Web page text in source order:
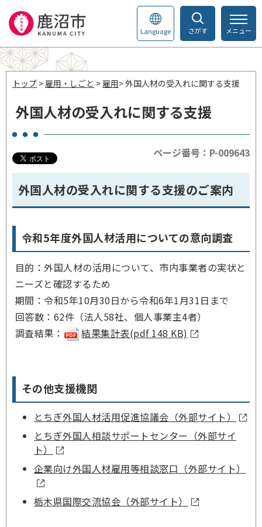
さがす
Language メニュー
トップ > 雇用・しごと > 雇用> 外国人材の受入れに関する支援
外国人材の受入れに関する支援
ページ番号：P-009643
外国人材の受入れに関する支援のご案内
令和5年度外国人材活用についての意向調査
目的：外国人材の活用について、市内事業者の実状と
ニーズと確認するため
期間：令和5年10月30日から令和6年1月31日まで
回答数：62件（法人58社、個人事業主4者）
調査結果：
結果集計表(pdf 148 KB)
その他支援機関
とちぎ外国人材活用促進協議会（外部サイト）
とちぎ外国人相談サポートセンター（外部サイ
ト）
企業向け外国人材雇用等相談窓口（外部サイト）
栃木県国際交流協会（外部サイト）